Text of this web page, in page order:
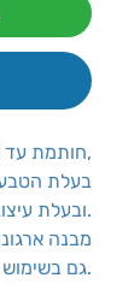
חותמת עד 3 שורות,
ובעלת עיצוב ייחודי וחדשני.
מבנה
גם בשימוש ממושך.